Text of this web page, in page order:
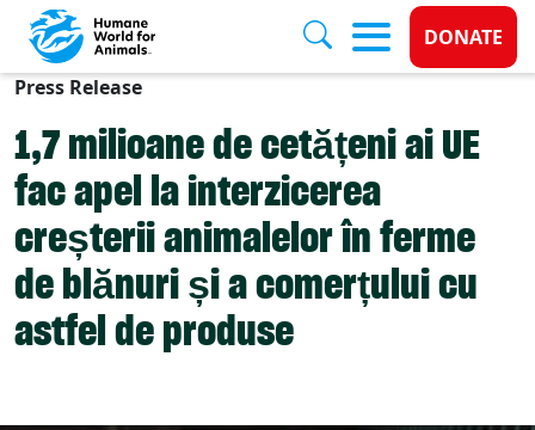
Skip to main content
Donate
DONATE
Press Release
1,7 milioane de cetățeni ai UE
fac apel la interzicerea
creșterii animalelor în ferme
de blănuri și a comerțului cu
astfel de produse